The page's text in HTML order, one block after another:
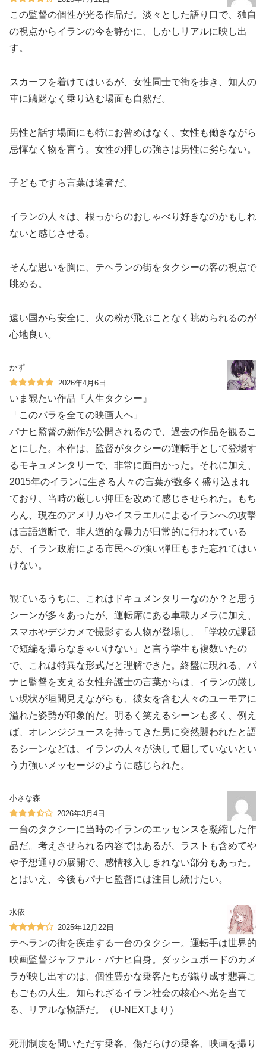
この監督の個性が光る作品だ。淡々とした語り口で、独自
の視点からイランの今を静かに、しかしリアルに映し出
す。
スカーフを着けてはいるが、女性同士で街を歩き、知人の
車に躊躇なく乗り込む場面も自然だ。
男性と話す場面にも特にお咎めはなく、女性も働きながら
忌憚なく物を言う。女性の押しの強さは男性に劣らない。
子どもですら言葉は達者だ。
イランの人々は、根っからのおしゃべり好きなのかもしれ
ないと感じさせる。
そんな思いを胸に、テヘランの街をタクシーの客の視点で
眺める。
遠い国から安全に、火の粉が飛ぶことなく眺められるのが
心地良い。
かず
2026年4月6日
いま観たい作品『人生タクシー』
「このバラを全ての映画人へ」
パナヒ監督の新作が公開されるので、過去の作品を観るこ
とにした。本作は、監督がタクシーの運転手として登場す
るモキュメンタリーで、非常に面白かった。それに加え、
2015年のイランに生きる人々の言葉が数多く盛り込まれ
ており、当時の厳しい抑圧を改めて感じさせられた。もち
ろん、現在のアメリカやイスラエルによるイランへの攻撃
は言語道断で、非人道的な暴力が日常的に行われている
が、イラン政府による市民への強い弾圧もまた忘れてはい
けない。
観ているうちに、これはドキュメンタリーなのか？と思う
シーンが多々あったが、運転席にある車載カメラに加え、
スマホやデジカメで撮影する人物が登場し、「学校の課題
で短編を撮らなきゃいけない」と言う学生も複数いたの
で、これは特異な形式だと理解できた。終盤に現れる、パ
ナヒ監督を支える女性弁護士の言葉からは、イランの厳し
い現状が垣間見えながらも、彼女を含む人々のユーモアに
溢れた姿勢が印象的だ。明るく笑えるシーンも多く、例え
ば、オレンジジュースを持ってきた男に突然襲われたと語
るシーンなどは、イランの人々が決して屈していないとい
う力強いメッセージのように感じられた。
小さな森
2026年3月4日
一台のタクシーに当時のイランのエッセンスを凝縮した作
品だ。考えさせられる内容ではあるが、ラストも含めてや
や予想通りの展開で、感情移入しきれない部分もあった。
とはいえ、今後もパナヒ監督には注目し続けたい。
水依
2025年12月22日
テヘランの街を疾走する一台のタクシー。運転手は世界的
映画監督ジャファル・パナヒ自身。ダッシュボードのカメ
ラが映し出すのは、個性豊かな乗客たちが織り成す悲喜こ
もごもの人生。知られざるイラン社会の核心へ光を当て
る、リアルな物語だ。（U-NEXTより）
死刑制度を問いただす乗客、傷だらけの乗客、映画を撮り